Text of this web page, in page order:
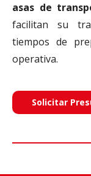
asas de
facilitan su
tiempos de
operativa.
Solicitar